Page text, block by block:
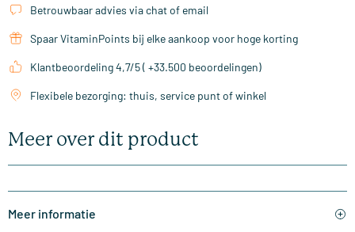
Betrouwbaar advies via chat of email
Spaar VitaminPoints bij elke aankoop voor hoge korting
Klantbeoordeling 4,7/5 ( +33.500 beoordelingen)
Flexibele bezorging: thuis, service punt of winkel
Meer over dit product
Meer informatie